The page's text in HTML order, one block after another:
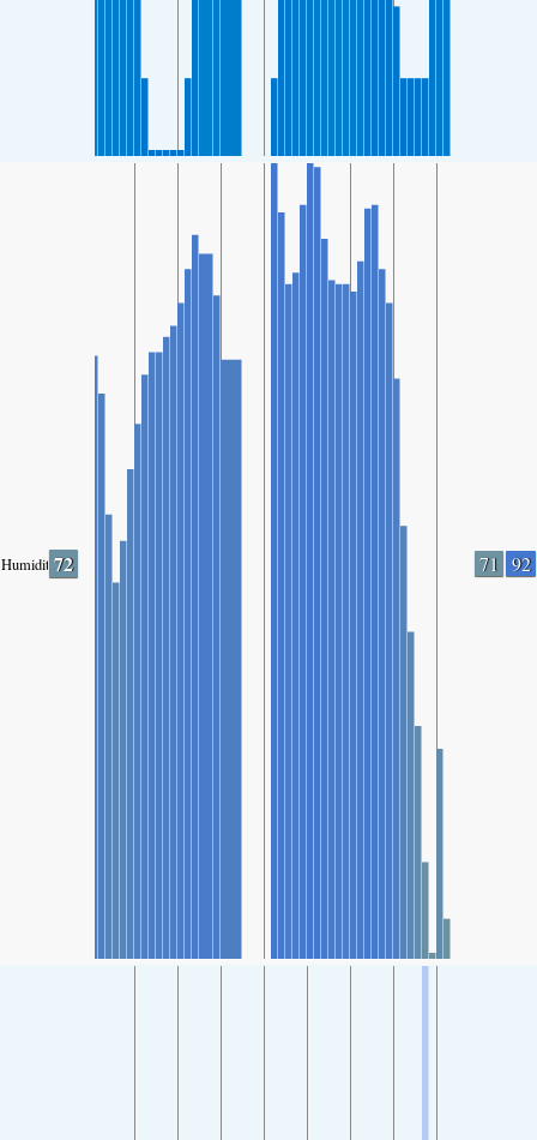
Humidity72 71 92